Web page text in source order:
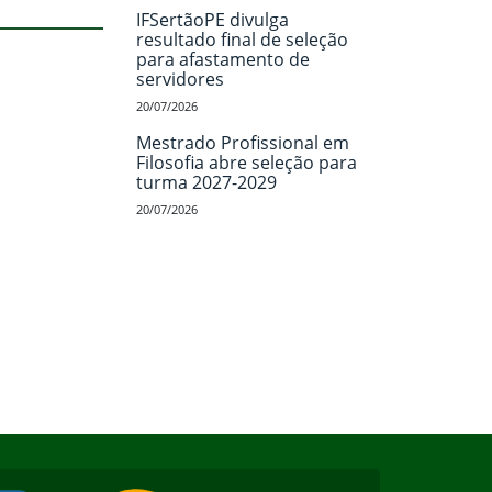
IFSertãoPE divulga
resultado final de seleção
para afastamento de
servidores
20/07/2026
Mestrado Profissional em
Filosofia abre seleção para
turma 2027-2029
20/07/2026